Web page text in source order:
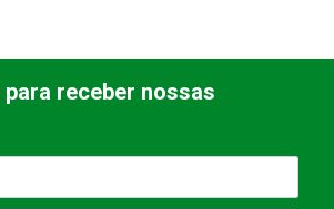
receber nossas